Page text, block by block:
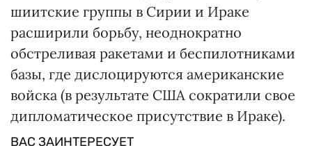
шиитские группы в Сирии и Ираке
расширили борьбу, неоднократно
обстреливая ракетами и беспилотниками
базы, где дислоцируются американские
войска (в результате США сократили свое
дипломатическое присутствие в Ираке).
ВАС ЗАИНТЕРЕСУЕТ